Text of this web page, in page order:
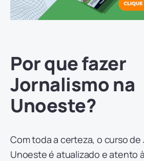
Por que fazer
Jornalismo na
Unoeste?
Com toda a certeza, o curso de
Unoeste é atualizado e atento